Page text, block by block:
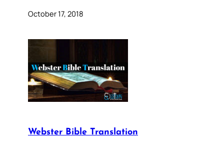
October 17, 2018
Webster Bible Translation